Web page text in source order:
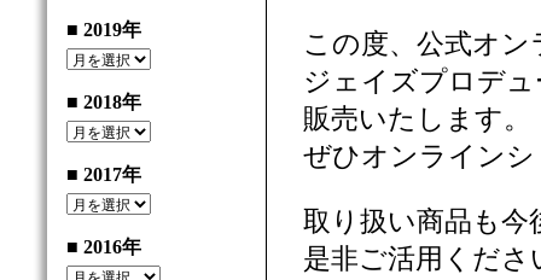
■ 2019年
■ 2018年
■ 2017年
■ 2016年
この度、公式オ
ジェイズプロデ
販売いたします。
ぜひオンライン
取り扱い商品も今
是非ご活用くださ